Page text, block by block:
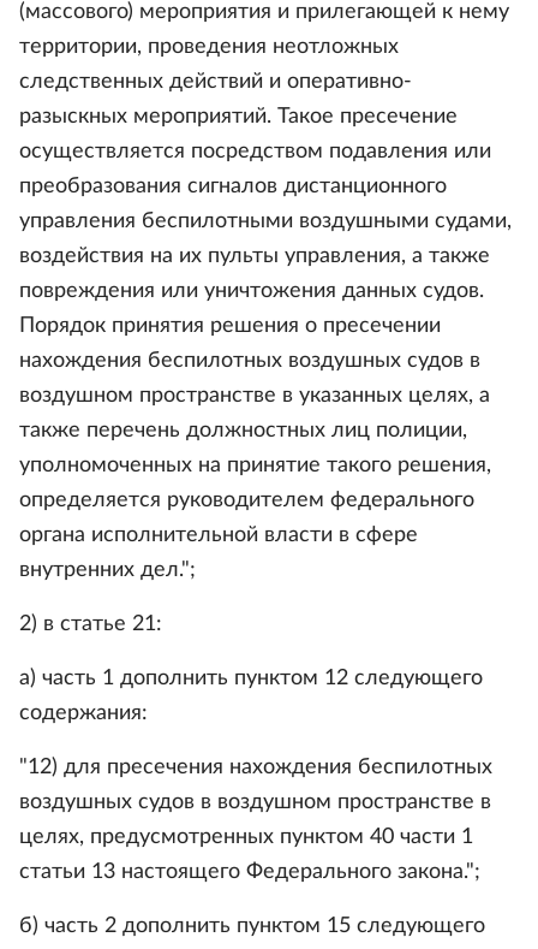
(массового) мероприятия и прилегающей к нему
территории, проведения неотложных
следственных действий и оперативно-
разыскных мероприятий. Такое пресечение
осуществляется посредством подавления или
преобразования сигналов дистанционного
управления беспилотными воздушными судами,
воздействия на их пульты управления, а также
повреждения или уничтожения данных судов.
Порядок принятия решения о пресечении
нахождения беспилотных воздушных судов в
воздушном пространстве в указанных целях, а
также перечень должностных лиц полиции,
уполномоченных на принятие такого решения,
определяется руководителем федерального
органа исполнительной власти в сфере
внутренних дел.";
2) в статье 21:
а) часть 1 дополнить пунктом 12 следующего
содержания:
"12) для пресечения нахождения беспилотных
воздушных судов в воздушном пространстве в
целях, предусмотренных пунктом 40 части 1
статьи 13 настоящего Федерального закона.";
б) часть 2 дополнить пунктом 15 следующего